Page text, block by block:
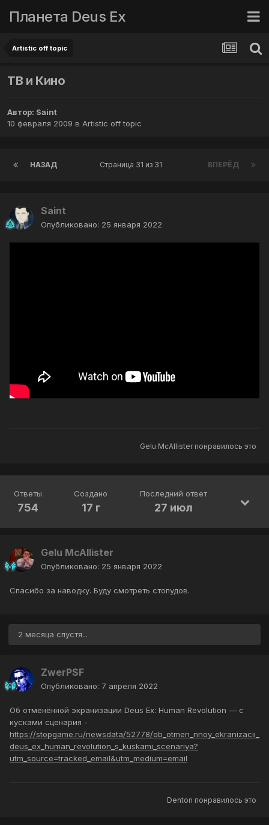
Планета Deus Ex
Artistic off topic
ТВ и Кино
Автор: Saint
10 февраля 2009 в Artistic off topic
НАЗАД ВПЕРЁД
Страница 31 из 31
Saint
Опубликовано: 25 января 2022
Gelu McAllisterпонравилось это
Ответы
754
Создано
17 г
Последний ответ
27 июл
Gelu McAllister
Опубликовано: 25 января 2022
Спасибо за наводку. Буду смотреть стопудов.
2 месяца спустя...
ZwerPSF
Опубликовано: 7 апреля 2022
Об отменённой экранизации Deus Ex: Human Revolution — с
кусками сценария -
https://stopgame.ru/newsdata/52778/ob_otmen_nnoy_ekranizacii_
deus_ex_human_revolution_s_kuskami_scenariya?
utm_source=tracked_email&utm_medium=email
Denton понравилось это